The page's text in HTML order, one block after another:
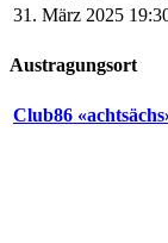
31. März 2025
Austragungsort
Club86